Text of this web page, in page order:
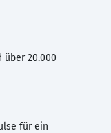
über 20.000
für ein